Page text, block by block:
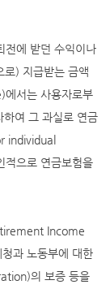
에 받던 수익이나
로) 지급받는 금액
서는 사용자로부
하여 그 과실로 연금
individual
으로 연금보험을
Income
과 노동부에 대한
의 보증 등을